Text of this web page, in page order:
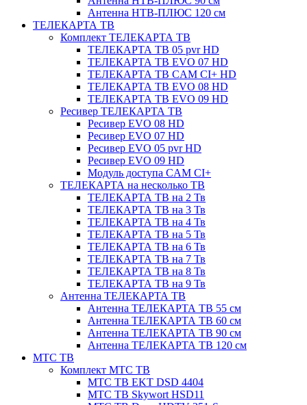
Антенна НТВ-ПЛЮС 120 см
ТЕЛЕКАРТА ТВ
Комплект ТЕЛЕКАРТА ТВ
ТЕЛЕКАРТА ТВ 05 pvr HD
ТЕЛЕКАРТА ТВ EVO 07 HD
ТЕЛЕКАРТА ТВ CAM CI+ HD
ТЕЛЕКАРТА ТВ EVO 08 HD
ТЕЛЕКАРТА ТВ EVO 09 HD
Ресивер ТЕЛЕКАРТА ТВ
Ресивер EVO 08 HD
Ресивер EVO 07 HD
Ресивер EVO 05 pvr HD
Ресивер EVO 09 HD
Модуль доступа CAM CI+
ТЕЛЕКАРТА на несколько ТВ
ТЕЛЕКАРТА ТВ на 2 Тв
ТЕЛЕКАРТА ТВ на 3 Тв
ТЕЛЕКАРТА ТВ на 4 Тв
ТЕЛЕКАРТА ТВ на 5 Тв
ТЕЛЕКАРТА ТВ на 6 Тв
ТЕЛЕКАРТА ТВ на 7 Тв
ТЕЛЕКАРТА ТВ на 8 Тв
ТЕЛЕКАРТА ТВ на 9 Тв
Антенна ТЕЛЕКАРТА ТВ
Антенна ТЕЛЕКАРТА ТВ 55 см
Антенна ТЕЛЕКАРТА ТВ 60 см
Антенна ТЕЛЕКАРТА ТВ 90 см
Антенна ТЕЛЕКАРТА ТВ 120 см
МТС ТВ
Комплект МТС ТВ
МТС ТВ EKT DSD 4404
МТС ТВ Skywort HSD11